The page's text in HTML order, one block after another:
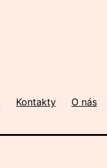
Kontakty O nás